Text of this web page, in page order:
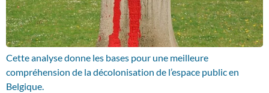
Cette analyse donne les bases pour une meilleure
compréhension de la décolonisation de l’espace public en
Belgique.